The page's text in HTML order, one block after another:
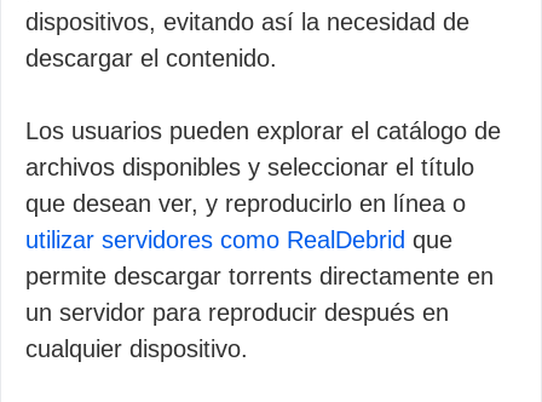
dispositivos, evitando así la necesidad de
descargar el contenido.
Los usuarios pueden explorar el catálogo de
archivos disponibles y seleccionar el título
que desean ver, y reproducirlo en línea o
utilizar servidores como RealDebrid que
permite descargar torrents directamente en
un servidor para reproducir después en
cualquier dispositivo.